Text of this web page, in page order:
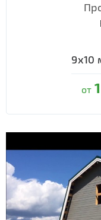
9х10
от